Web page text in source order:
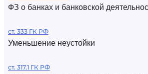
ФЗ о банках и банковской
ст. 333 ГК РФ
Уменьшение неустойки
ст. 317.1 ГК РФ